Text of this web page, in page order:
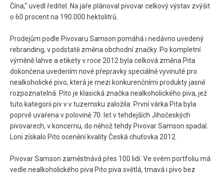
Čína," uvedl ředitel. Na jaře plánoval pivovar celkový výstav zvýšit
o 60 procent na 190.000 hektolitrů.
Prodejům podle Pivovaru Samson pomáhá i nedávno uvedený
rebranding, v podstatě změna obchodní značky. Po kompletní
výměně lahve a etikety v roce 2012 byla celková změna Pita
dokončena uvedením nové přepravky speciálně vyvinuté pro
nealkoholické pivo, která je mezi konkurenčními produkty jasně
rozpoznatelná. Pito je klasická značka nealkoholického piva, jež
tuto kategorii piv v v tuzemsku založila. První várka Pita byla
poprvé uvařena v polovině 70. let v tehdejších Jihočeských
pivovarech, v koncernu, do něhož tehdy Pivovar Samson spadal.
Loni získalo Pito ocenění kvality Česká chuťovka 2012.
Pivovar Samson zaměstnává přes 100 lidí. Ve svém portfoliu má
vedle nealkoholického piva Pito piva světlá, tmavá i pivo bez